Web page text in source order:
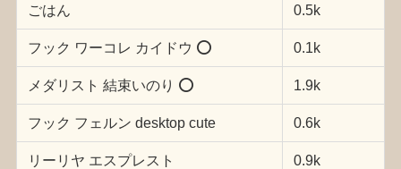
ごはん 0.5k
フック ワーコレ カイドウ ⭕️ 0.1k
メダリスト 結束いのり ⭕️ 1.9k
フック フェルン desktop cute 0.6k
リーリヤ エスプレスト 0.9k